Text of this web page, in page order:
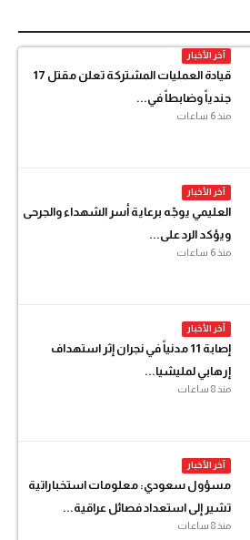
آخر الأخبار
قيادة العمليات المشتركة تعلن مقتل 17
جندياً وضابطاً في...
منذ 6 ساعات
آخر الأخبار
العليمي يوجّه برعاية أسر الشهداء والجرحى
ويؤكد الرد على...
منذ 6 ساعات
آخر الأخبار
إصابة 11 مدنياً في نجران إثر استهداف
إرهابي لمليشيا...
منذ 8 ساعات
آخر الأخبار
مسؤول سعودي: معلومات استخباراتية
تشير إلى استعداد فصائل عراقية...
منذ 8 ساعات